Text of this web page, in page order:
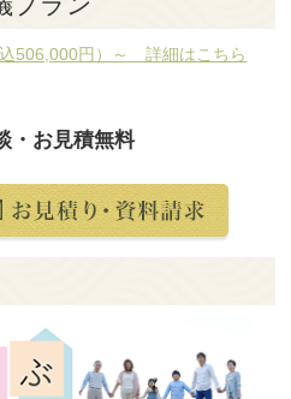
506,000円）～ 詳細はこちら
・お見積無料